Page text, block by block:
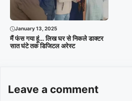
January 13, 2025
मैं फंस गया हूं… लिख घर से निकले डाक्टर
सात घंटे तक डिजिटल अरेस्ट
Leave a comment